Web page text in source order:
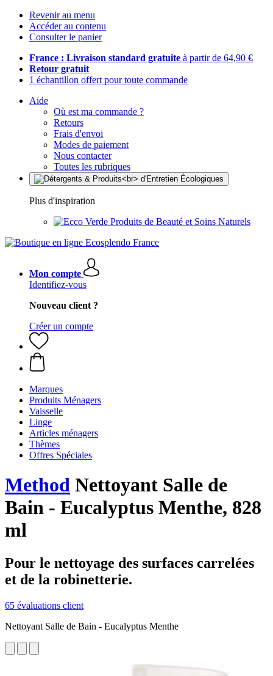
Revenir au menu
Accéder au contenu
Consulter le panier
France : Livraison standard gratuite à partir de 64,90 €
Retour gratuit
1 échantillon offert pour toute commande
Aide
Où est ma commande ?
Retours
Frais d'envoi
Modes de paiement
Nous contacter
Toutes les rubriques
Plus d'inspiration
Produits de Beauté et Soins Naturels
Mon compte
Identifiez-vous
Nouveau client ?
Créer un compte
Marques
Produits Ménagers
Vaisselle
Linge
Articles ménagers
Thèmes
Offres Spéciales
Method Nettoyant Salle de
Bain - Eucalyptus Menthe, 828
ml
Pour le nettoyage des surfaces carrelées
et de la robinetterie.
65 évaluations client
Nettoyant Salle de Bain - Eucalyptus Menthe